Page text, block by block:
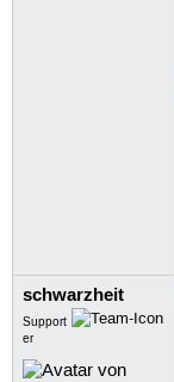
schwarzheit
Support
er